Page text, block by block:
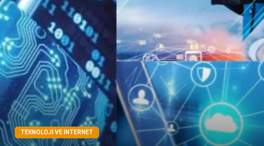
TEKNOLOJI VE İNTERNET